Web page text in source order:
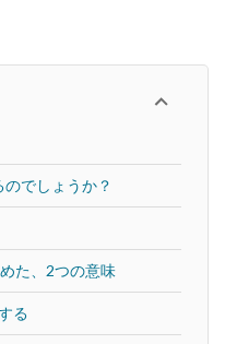
でしょうか？
た、2つの意味
る